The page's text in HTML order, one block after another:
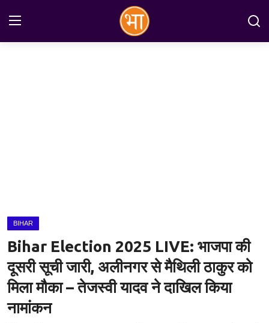
जानकारियाँ
मनोरंजन
Technology
RSS-संघ
BIHAR
Bihar Election 2025 LIVE: भाजपा की
दूसरी सूची जारी, अलीनगर से मैथिली ठाकुर को
मिला मौका – तेजस्वी यादव ने दाखिल किया
नामांकन